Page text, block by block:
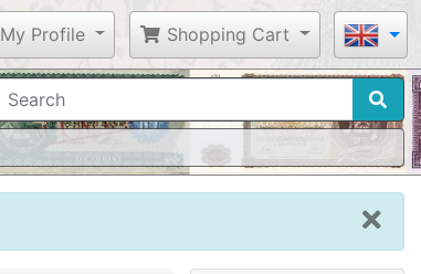
My Profile Shopping Cart